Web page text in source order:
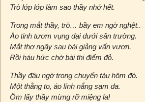
Trò lớp lớp làm sao thầy nhớ hết.
Trong mắt thầy, trò… bầy em ngờ nghệt..
Áo tinh tươm vụng dại dưới sân trường.
Mắt thơ ngây sau bài giảng vấn vươn.
Rồi háu hức chờ bài thi điểm đỏ.
Thầy đâu ngờ trong chuyến tàu hôm đó.
Một thằng to, áo lính nắng sạm da.
Ôm lấy thầy mừng rỡ miệng la!